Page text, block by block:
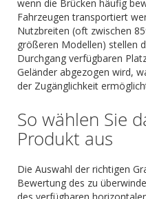
wenn die Brücken häufig
Fahrzeugen transportiert
Nutzbreiten (oft zwischen
größeren Modellen) stellen
Durchgang verfügbaren
Geländer abgezogen wird,
der Zugänglichkeit
So wählen Sie
Produkt aus
Die Auswahl der richtigen
Bewertung des zu